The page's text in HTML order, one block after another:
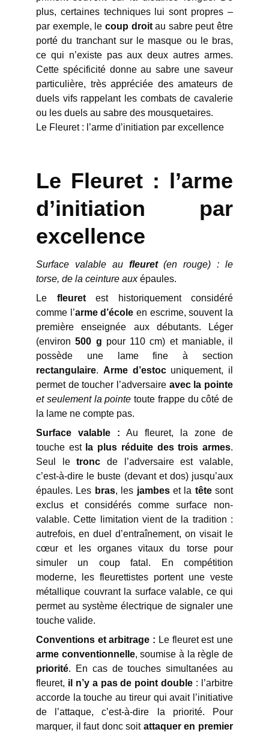
plus, certaines techniques lui sont propres –
par exemple, le coup droitau sabre peut être
porté du tranchant sur le masque ou le bras,
ce qui n’existe pas aux deux autres armes.
Cette spécificité donne au sabre une saveur
particulière, très appréciée des amateurs de
duels vifs rappelant les combats de cavalerie
ou les duels au sabre des mousquetaires.
Le Fleuret : l’arme d’initiation par excellence
Le Fleuret : l’arme
d’initiation par
excellence
Surface valable au fleuret(en rouge) : le
torse, de la ceinture auxépaules.
Le fleuretest historiquement considéré
comme l’arme d’école en escrime, souvent la
première enseignée aux débutants. Léger
(environ500 g pour 110 cm) et maniable, il
possède une lame fine à section
rectangulaire. Arme d’estocuniquement, il
permet de toucher l’adversaire avec la pointe
et seulement la pointe toute frappe du côté de
la lame ne compte pas.
Surface valable : Au fleuret, la zone de
touche est la plus réduite des trois armes.
Seul letronc de l’adversaire est valable,
c’est-à-dire le buste (devant et dos) jusqu’aux
épaules. Les bras, les jambeset la têtesont
exclus et considérés comme surface non-
valable. Cette limitation vient de la tradition :
autrefois, en duel d’entraînement, on visait le
cœur et les organes vitaux du torse pour
simuler un coup fatal. En compétition
moderne, les fleurettistes portent une veste
métallique couvrant la surface valable, ce qui
permet au système électrique de signaler une
touche valide.
Conventions et arbitrage : Le fleuret est une
arme conventionnelle, soumise à la règle de
priorité. En cas de touches simultanées au
fleuret, il n’y a pas de point double : l’arbitre
accorde la touche au tireur qui avait l’initiative
de l’attaque, c’est-à-dire la priorité. Pour
marquer, il faut donc soit attaquer en premier